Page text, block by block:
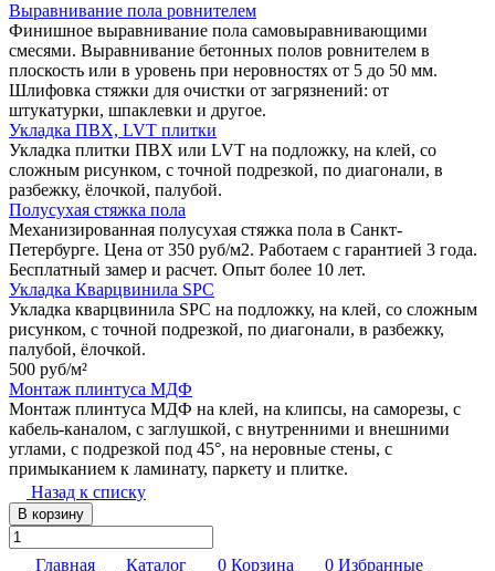
Выравнивание пола ровнителем
Финишное выравнивание пола самовыравнивающими
смесями. Выравнивание бетонных полов ровнителем в
плоскость или в уровень при неровностях от 5 до 50 мм.
Шлифовка стяжки для очистки от загрязнений: от
штукатурки, шпаклевки и другое.
Укладка ПВХ, LVT плитки
Укладка плитки ПВХ или LVT на подложку, на клей, со
сложным рисунком, с точной подрезкой, по диагонали, в
разбежку, ёлочкой, палубой.
Полусухая стяжка пола
Механизированная полусухая стяжка пола в Санкт-
Петербурге. Цена от 350 руб/м2. Работаем с гарантией 3 года.
Бесплатный замер и расчет. Опыт более 10 лет.
Укладка Кварцвинила SPC
Укладка кварцвинила SPC на подложку, на клей, со сложным
рисунком, с точной подрезкой, по диагонали, в разбежку,
палубой, ёлочкой.
500 руб/м²
Монтаж плинтуса МДФ
Монтаж плинтуса МДФ на клей, на клипсы, на саморезы, с
кабель-каналом, с заглушкой, с внутренними и внешними
углами, с подрезкой под 45°, на неровные стены, с
примыканием к ламинату, паркету и плитке.
Назад к списку
В корзину
Главная Каталог 0 Корзина 0 Избранные